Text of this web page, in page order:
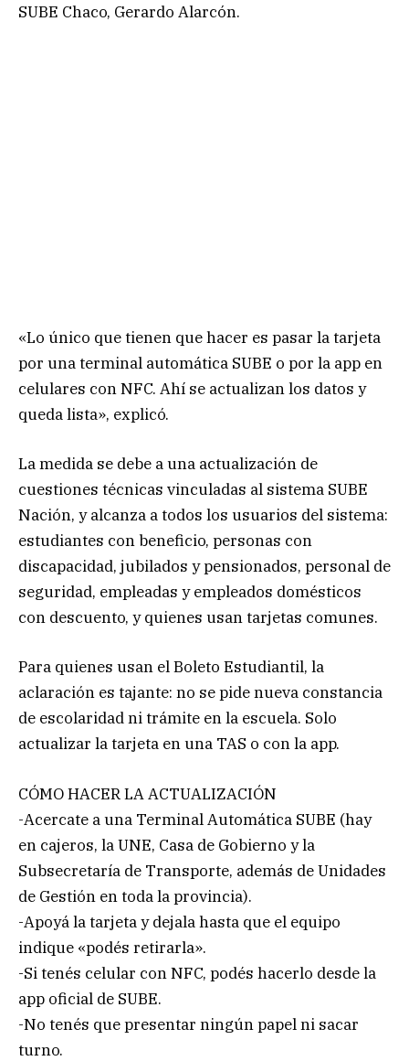
SUBE Chaco, Gerardo Alarcón.
«Lo único que tienen que hacer es pasar la tarjeta
por una terminal automática SUBE o por la app en
celulares con NFC. Ahí se actualizan los datos y
queda lista», explicó.
La medida se debe a una actualización de
cuestiones técnicas vinculadas al sistema SUBE
Nación, y alcanza a todos los usuarios del sistema:
estudiantes con beneficio, personas con
discapacidad, jubilados y pensionados, personal de
seguridad, empleadas y empleados domésticos
con descuento, y quienes usan tarjetas comunes.
Para quienes usan el Boleto Estudiantil, la
aclaración es tajante: no se pide nueva constancia
de escolaridad ni trámite en la escuela. Solo
actualizar la tarjeta en una TAS o con la app.
CÓMO HACER LA ACTUALIZACIÓN
-Acercate a una Terminal Automática SUBE (hay
en cajeros, la UNE, Casa de Gobierno y la
Subsecretaría de Transporte, además de Unidades
de Gestión en toda la provincia).
-Apoyá la tarjeta y dejala hasta que el equipo
indique «podés retirarla».
-Si tenés celular con NFC, podés hacerlo desde la
app oficial de SUBE.
-No tenés que presentar ningún papel ni sacar
turno.